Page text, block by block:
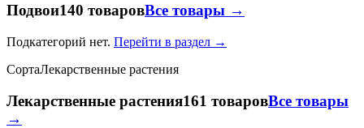
Подвои140 товаровВсе товары →
Подкатегорий нет. Перейти в раздел →
СортаЛекарственные растения
Лекарственные растения161 товаровВсе товары
→